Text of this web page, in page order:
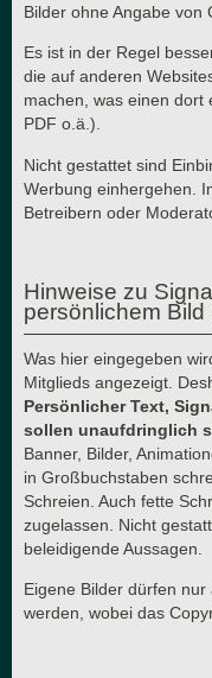
Bilder ohne Angabe von
Es ist in der Regel
die auf anderen
machen, was einen dort
PDF o.ä.).
Nicht gestattet sind
Werbung einhergehen.
Betreibern oder
Hinweise zu
persönlichem Bild
Was hier eingegeben
Mitglieds angezeigt.
Persönlicher Text,
sollen unaufdringlich
Banner, Bilder,
in Großbuchstaben
Schreien. Auch fette
zugelassen. Nicht
beleidigende Aussagen.
Eigene Bilder dürfen
werden, wobei das